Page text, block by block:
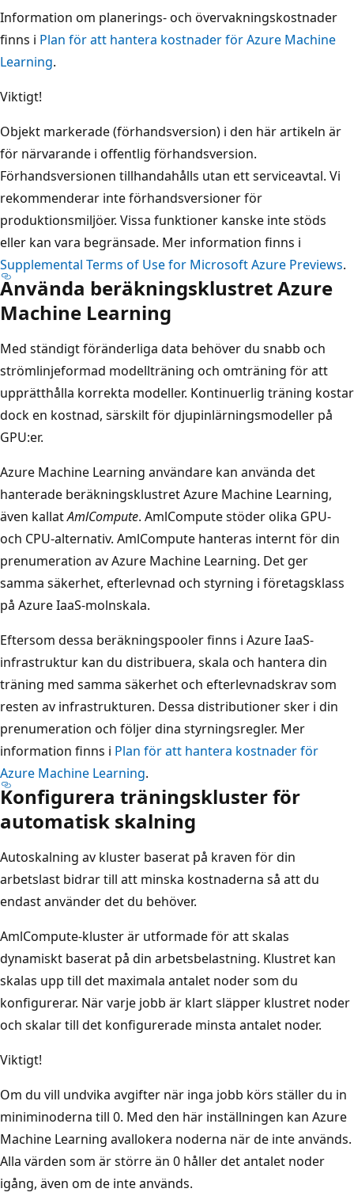
Information om planerings- och övervakningskostnader
finns i Plan för att hantera kostnader för Azure Machine
Learning.
Viktigt!
Objekt markerade (förhandsversion) i den här artikeln är
för närvarande i offentlig förhandsversion.
Förhandsversionen tillhandahålls utan ett serviceavtal. Vi
rekommenderar inte förhandsversioner för
produktionsmiljöer. Vissa funktioner kanske inte stöds
eller kan vara begränsade. Mer information finns i
Supplemental Terms of Use for Microsoft Azure Previews.
Använda beräkningsklustret Azure
Machine Learning
Med ständigt föränderliga data behöver du snabb och
strömlinjeformad modellträning och omträning för att
upprätthålla korrekta modeller. Kontinuerlig träning kostar
dock en kostnad, särskilt för djupinlärningsmodeller på
GPU:er.
Azure Machine Learning användare kan använda det
hanterade beräkningsklustret Azure Machine Learning,
även kallatAmlCompute. AmlCompute stöder olika GPU-
och CPU-alternativ. AmlCompute hanteras internt för din
prenumeration av Azure Machine Learning. Det ger
samma säkerhet, efterlevnad och styrning i företagsklass
på Azure IaaS-molnskala.
Eftersom dessa beräkningspooler finns i Azure IaaS-
infrastruktur kan du distribuera, skala och hantera din
träning med samma säkerhet och efterlevnadskrav som
resten av infrastrukturen. Dessa distributioner sker i din
prenumeration och följer dina styrningsregler. Mer
information finns i Plan för att hantera kostnader för
Azure Machine Learning.
Konfigurera träningskluster för
automatisk skalning
Autoskalning av kluster baserat på kraven för din
arbetslast bidrar till att minska kostnaderna så att du
endast använder det du behöver.
AmlCompute-kluster är utformade för att skalas
dynamiskt baserat på din arbetsbelastning. Klustret kan
skalas upp till det maximala antalet noder som du
konfigurerar. När varje jobb är klart släpper klustret noder
och skalar till det konfigurerade minsta antalet noder.
Viktigt!
Om du vill undvika avgifter när inga jobb körs ställer du in
miniminoderna till 0. Med den här inställningen kan Azure
Machine Learning avallokera noderna när de inte används.
Alla värden som är större än 0 håller det antalet noder
igång, även om de inte används.